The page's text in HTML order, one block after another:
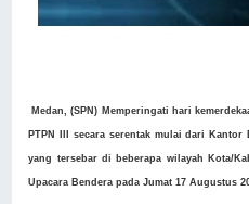
Medan, (SPN) Memperingati hari
PTPN III secara serentak mulai dari
yang tersebar di beberapa wilayah Kota/
Upacara Bendera pada Jumat 17 Augustus